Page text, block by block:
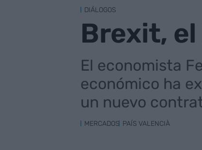
DIÁLOGOS
Brexit,
El economista
económico ha
un nuevo
MERCADOS PAÍS VALENCIÀ